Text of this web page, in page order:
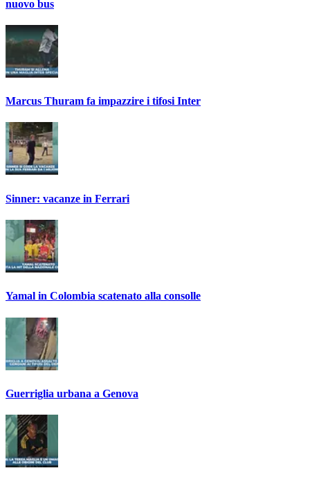
nuovo bus
Marcus Thuram fa impazzire i tifosi Inter
Sinner: vacanze in Ferrari
Yamal in Colombia scatenato alla consolle
Guerriglia urbana a Genova